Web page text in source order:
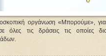
οργάνωση «Μπορούμε», για
όλες τις δράσεις τις οποίες